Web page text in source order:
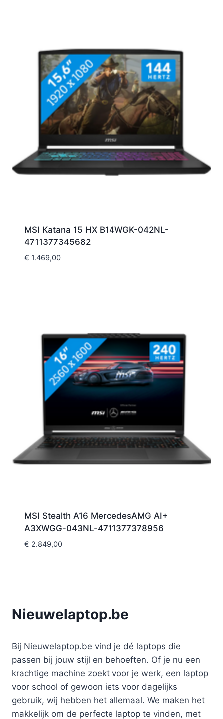
MSI Katana 15 HX B14WGK-042NL-
4711377345682
€ 1.469,00
MSI Stealth A16 MercedesAMG AI+
A3XWGG-043NL-4711377378956
€ 2.849,00
Nieuwelaptop.be
Bij Nieuwelaptop.be vind je dé laptops die
passen bij jouw stijl en behoeften. Of je nu een
krachtige machine zoekt voor je werk, een laptop
voor school of gewoon iets voor dagelijks
gebruik, wij hebben het allemaal. We maken het
makkelijk om de perfecte laptop te vinden, met